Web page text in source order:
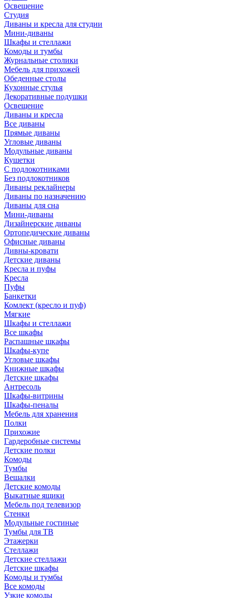
Освещение
Студия
Диваны и кресла для студии
Мини-диваны
Шкафы и стеллажи
Комоды и тумбы
Журнальные столики
Мебель для прихожей
Обеденные столы
Кухонные стулья
Декоративные подушки
Освещение
Диваны и кресла
Все диваны
Прямые диваны
Угловые диваны
Модульные диваны
Кушетки
С подлокотниками
Без подлокотников
Диваны реклайнеры
Диваны по назначению
Диваны для сна
Мини-диваны
Дизайнерские диваны
Ортопедические диваны
Офисные диваны
Дивны-кровати
Детские диваны
Кресла и пуфы
Кресла
Пуфы
Банкетки
Комлект (кресло и пуф)
Мягкие
Шкафы и стеллажи
Все шкафы
Распашные шкафы
Шкафы-купе
Угловые шкафы
Книжные шкафы
Детские шкафы
Антресоль
Шкафы-витрины
Шкафы-пеналы
Мебель для хранения
Полки
Прихожие
Гардеробные системы
Детские полки
Комоды
Тумбы
Вешалки
Детские комоды
Выкатные ящики
Мебель под телевизор
Стенки
Модульные гостиные
Тумбы для ТВ
Этажерки
Стеллажи
Детские стеллажи
Детские шкафы
Комоды и тумбы
Все комоды
Узкие комоды